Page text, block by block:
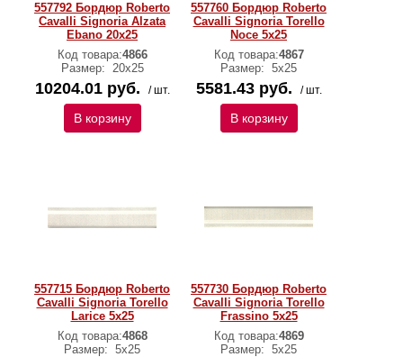
557792 Бордюр Roberto
Cavalli Signoria Alzata
Ebano 20x25
Код товара:4866
Размер: 20x25
10204.01 руб. / шт.
В корзину
557760 Бордюр Roberto
Cavalli Signoria Torello
Noce 5x25
Код товара:4867
Размер: 5x25
5581.43 руб. / шт.
В корзину
557715 Бордюр Roberto
Cavalli Signoria Torello
Larice 5x25
Код товара:4868
Размер: 5x25
557730 Бордюр Roberto
Cavalli Signoria Torello
Frassino 5x25
Код товара:4869
Размер: 5x25